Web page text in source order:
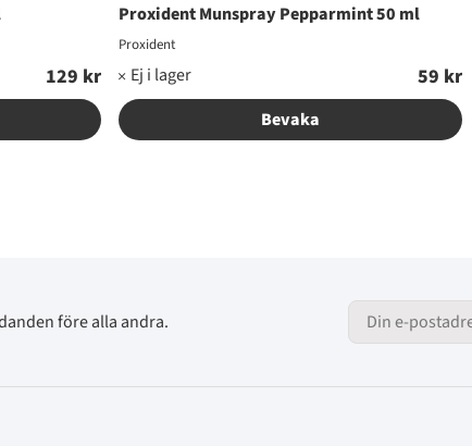
129 kr
Proxident Munspray Pepparmint 50 ml
Proxident
59 kr
Bevaka
före alla andra.